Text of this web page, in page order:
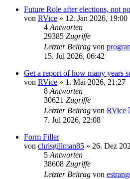
Future Role after elections, not
von RVice » 12. Jan 2026, 19:00
4 Antworten
29385 Zugriffe
Letzter Beitrag von
15. Jul 2026, 06:42
Get a report of how many years
von RVice » 1. Mai 2026, 21:27
8 Antworten
30621 Zugriffe
Letzter Beitrag von RVice
7. Jul 2026, 22:08
Form Filler
von chrisgillman85 » 26. Dez
5 Antworten
38608 Zugriffe
Letzter Beitrag von